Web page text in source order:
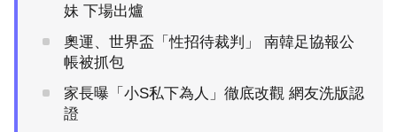
妹 下場出爐
奧運、世界盃「性招待裁判」 南韓足協報公
帳被抓包
家長曝「小S私下為人」徹底改觀 網友洗版認
證